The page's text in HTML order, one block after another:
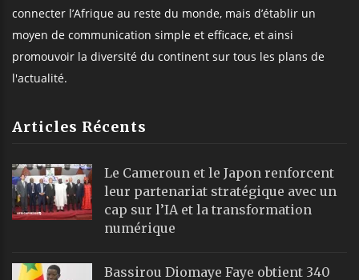
connecter l’Afrique au reste du monde, mais d’établir un
moyen de communication simple et efficace, et ainsi
promouvoir la diversité du continent sur tous les plans de
l'actualité.
Articles Récents
Le Cameroun et le Japon renforcent
leur partenariat stratégique avec un
cap sur l’IA et la transformation
numérique
Bassirou Diomaye Faye obtient 340